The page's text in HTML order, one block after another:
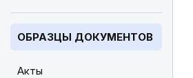
ОБРАЗЦЫ ДОКУМЕНТОВ
Акты